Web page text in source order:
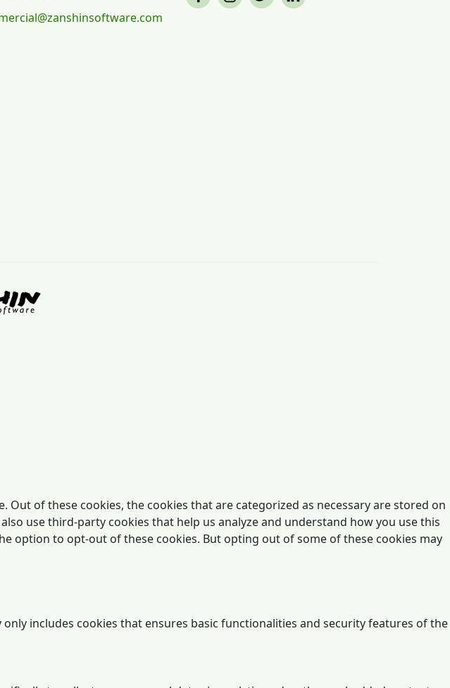
of these cookies, the cookies that are categorized as necessary are stored on
use third-party cookies that help us analyze and understand how you use this
option to opt-out of these cookies. But opting out of some of these cookies may
includes cookies that ensures basic functionalities and security features of the